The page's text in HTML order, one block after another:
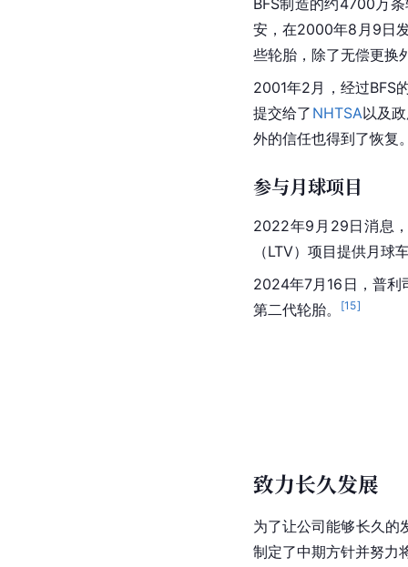
BFS制造的约4700万
安，在2000年8月9日
些轮胎，除了无偿更换
2001年2月，经过BFS
提交给了 NHTSA以及
外的信任也得到了恢复
参与月球项目
2022年9月29日消息
（LTV）项目提供月球
2024年7月16日，普利
第二代轮胎。
[15]
致力长久发展
为了让公司能够长久的
制定了中期方针并努力